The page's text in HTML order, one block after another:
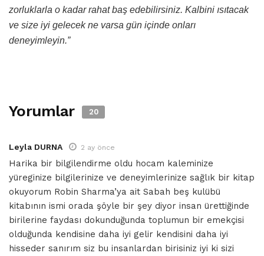
zorluklarla o kadar rahat baş edebilirsiniz. Kalbini ısıtacak
ve size iyi gelecek ne varsa gün içinde onları
deneyimleyin.”
Yorumlar 20
Leyla DURNA 2 ay önce
Harika bir bilgilendirme oldu hocam kaleminize
yüreginize bilgilerinize ve deneyimlerinize sağlık bir kitap
okuyorum Robin Sharma’ya ait Sabah beş kulübü
kitabının ismi orada şöyle bir şey diyor insan ürettiğinde
birilerine faydası dokunduğunda toplumun bir emekçisi
olduğunda kendisine daha iyi gelir kendisini daha iyi
hisseder sanırım siz bu insanlardan birisiniz iyi ki sizi